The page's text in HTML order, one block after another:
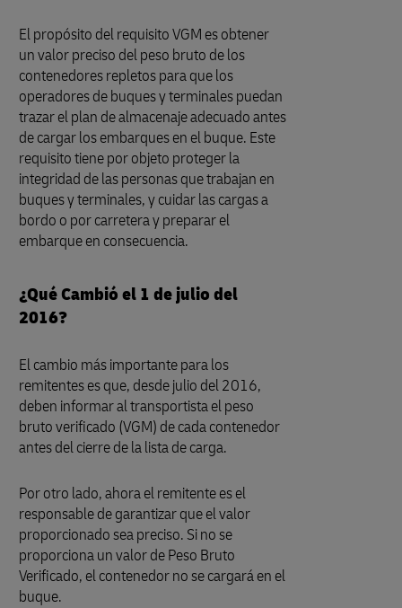
El propósito del requisito VGM es obtener
un valor preciso del peso bruto de los
contenedores repletos para que los
operadores de buques y terminales puedan
trazar el plan de almacenaje adecuado antes
de cargar los embarques en el buque. Este
requisito tiene por objeto proteger la
integridad de las personas que trabajan en
buques y terminales, y cuidar las cargas a
bordo o por carretera y preparar el
embarque en consecuencia.
¿Qué Cambió el 1 de julio del
2016?
El cambio más importante para los
remitentes es que, desde julio del 2016,
deben informar al transportista el peso
bruto verificado (VGM) de cada contenedor
antes del cierre de la lista de carga.
Por otro lado, ahora el remitente es el
responsable de garantizar que el valor
proporcionado sea preciso. Si no se
proporciona un valor de Peso Bruto
Verificado, el contenedor no se cargará en el
buque.